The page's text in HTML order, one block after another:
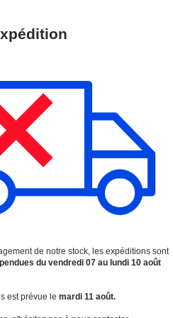
Information | Les